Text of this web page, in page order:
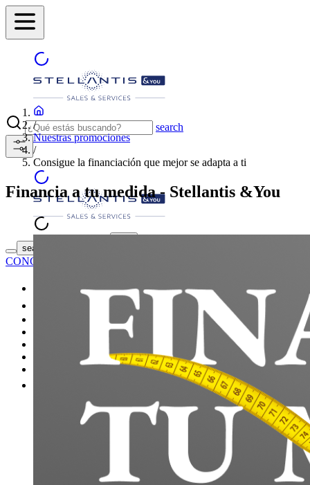
search
search button - icon
CONCESIONARIO
Coches nuevos
Coches de segunda mano
Nuestras promociones
Tasar coche gratis
/
Nuestras promociones
/
Consigue la financiación que mejor se adapta a ti
Financia a tu medida - Stellantis &You